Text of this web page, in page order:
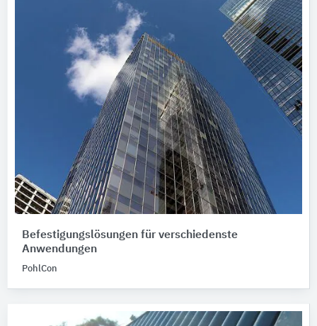
Befestigungslösungen für verschiedenste
Anwendungen
PohlCon